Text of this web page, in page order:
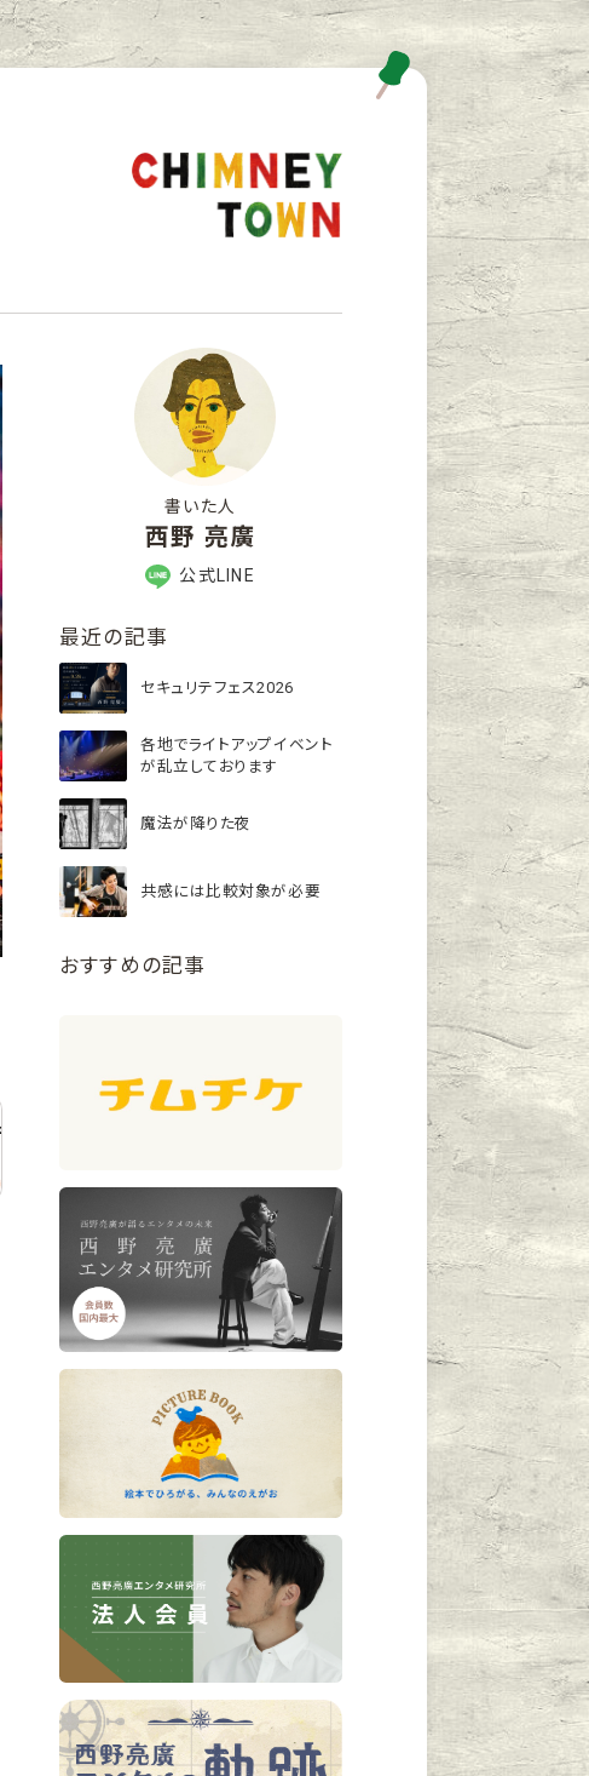
書いた人
西野 亮廣
公式LINE
最近の記事
セキュリテフェス2026
各地でライトアップイベント
が乱立しております
魔法が降りた夜
共感には比較対象が必要
おすすめの記事